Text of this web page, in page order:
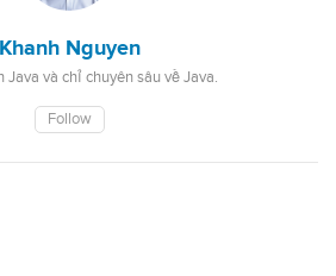
Khanh Nguyen
Java và chỉ chuyên sâu về Java.
Follow